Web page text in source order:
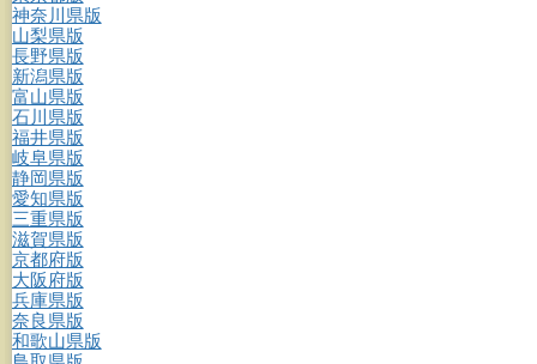
神奈川県版
山梨県版
長野県版
新潟県版
富山県版
石川県版
福井県版
岐阜県版
静岡県版
愛知県版
三重県版
滋賀県版
京都府版
大阪府版
兵庫県版
奈良県版
和歌山県版